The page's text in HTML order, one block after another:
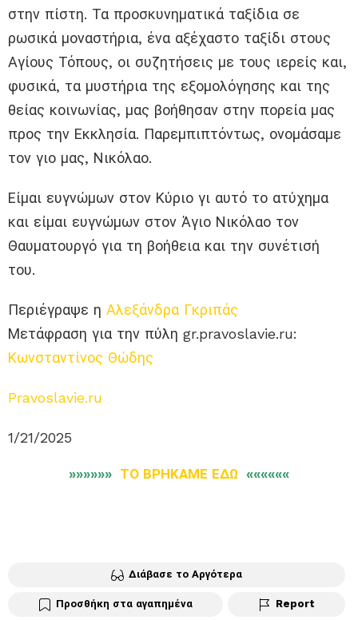
στην πίστη. Τα προσκυνηματικά ταξίδια σε
ρωσικά μοναστήρια, ένα αξέχαστο ταξίδι στους
Αγίους Τόπους, οι συζητήσεις με τους ιερείς και,
φυσικά, τα μυστήρια της εξομολόγησης και της
θείας κοινωνίας, μας βοήθησαν στην πορεία μας
προς την Εκκλησία. Παρεμπιπτόντως, ονομάσαμε
τον γιο μας, Νικόλαο.
Είμαι ευγνώμων στον Κύριο γι αυτό το ατύχημα
και είμαι ευγνώμων στον Άγιο Νικόλαο τον
Θαυματουργό για τη βοήθεια και την συνέτισή
του.
Περιέγραψε η Αλεξάνδρα Γκριπάς
Μετάφραση για την πύλη gr.pravoslavie.ru:
Κωνσταντίνος Θώδης
Pravoslavie.ru
1/21/2025
»»»»»» ΤΟ ΒΡΗΚΑΜΕ ΕΔΩ ««««««
Διάβασε το Αργότερα
Προσθήκη στα αγαπημένα Report